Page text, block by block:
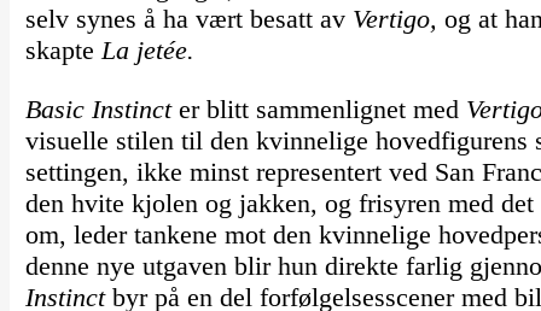
selv synes å ha vært besatt av Vertigo, og at
skapteLa jetée.
Basic Instinct er blitt sammenlignet med
visuelle stilen til den kvinnelige hovedfigurens
settingen, ikke minst representert ved San
den hvite kjolen og jakken, og frisyren med
om, leder tankene mot den kvinnelige
denne nye utgaven blir hun direkte farlig
Instinct byr på en del forfølgelsesscener med